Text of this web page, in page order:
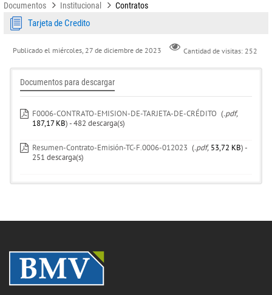
Documentos Institucional Contratos
Tarjeta de Credito
Publicado el miércoles, 27 de diciembre de 2023 Cantidad de visitas: 252
Documentos para descargar
F0006-CONTRATO-EMISION-DE-TARJETA-DE-CRÉDITO (.pdf,
187,17 KB) - 482 descarga(s)
Resumen-Contrato-Emisión-TC-F.0006-012023 (.pdf, 53,72 KB) -
251 descarga(s)